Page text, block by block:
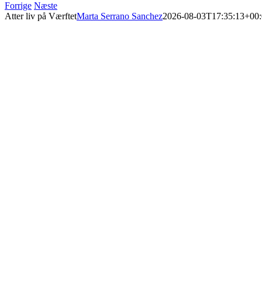
Forrige Næste
Atter liv på VærftetMarta Serrano Sanchez2026-08-